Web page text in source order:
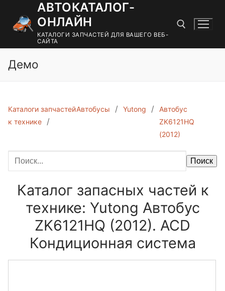
содержимому
АВТОКАТАЛОГ-
ОНЛАЙН
КАТАЛОГИ ЗАПЧАСТЕЙ ДЛЯ ВАШЕГО ВЕБ-
САЙТА
Демо
Каталоги запчастей
к технике
Автобусы Yutong
Автобус
ZK6121HQ
(2012)
Поиск
Каталог запасных частей к
технике: Yutong Автобус
ZK6121HQ (2012). ACD
Кондиционная система